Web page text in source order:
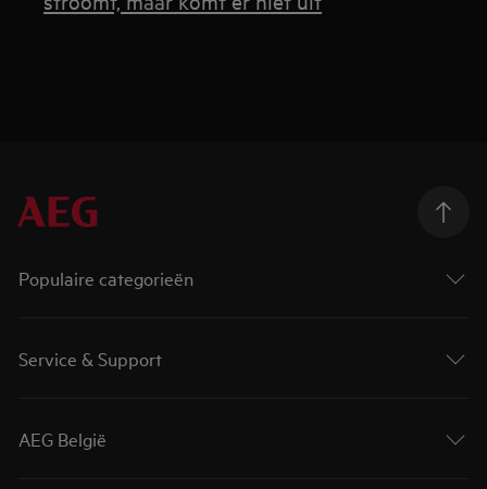
Populaire categorieën
Service & Support
AEG België